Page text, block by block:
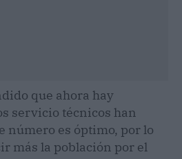
que ahora hay
servicio técnicos han
número es óptimo, por lo
más la población por el